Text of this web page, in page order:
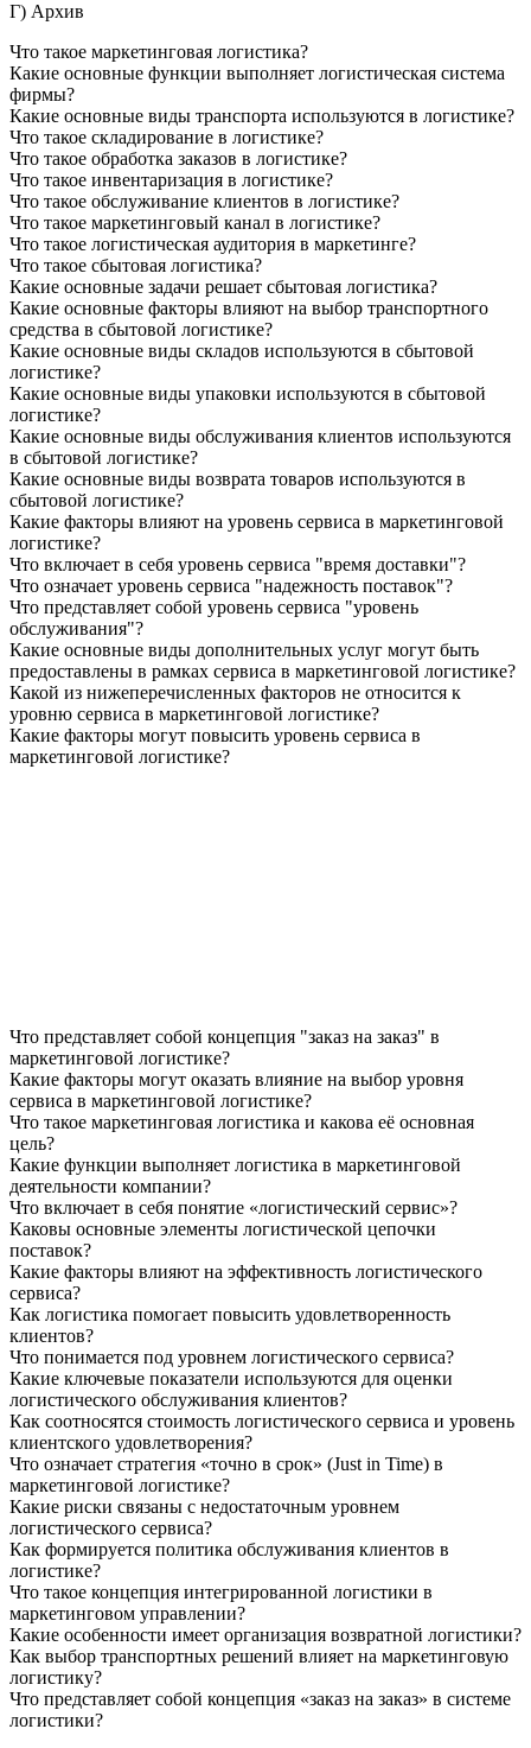
Г) Архив
Что такое маркетинговая логистика?
Какие основные функции выполняет логистическая система
фирмы?
Какие основные виды транспорта используются в логистике?
Что такое складирование в логистике?
Что такое обработка заказов в логистике?
Что такое инвентаризация в логистике?
Что такое обслуживание клиентов в логистике?
Что такое маркетинговый канал в логистике?
Что такое логистическая аудитория в маркетинге?
Что такое сбытовая логистика?
Какие основные задачи решает сбытовая логистика?
Какие основные факторы влияют на выбор транспортного
средства в сбытовой логистике?
Какие основные виды складов используются в сбытовой
логистике?
Какие основные виды упаковки используются в сбытовой
логистике?
Какие основные виды обслуживания клиентов используются
в сбытовой логистике?
Какие основные виды возврата товаров используются в
сбытовой логистике?
Какие факторы влияют на уровень сервиса в маркетинговой
логистике?
Что включает в себя уровень сервиса "время доставки"?
Что означает уровень сервиса "надежность поставок"?
Что представляет собой уровень сервиса "уровень
обслуживания"?
Какие основные виды дополнительных услуг могут быть
предоставлены в рамках сервиса в маркетинговой логистике?
Какой из нижеперечисленных факторов не относится к
уровню сервиса в маркетинговой логистике?
Какие факторы могут повысить уровень сервиса в
маркетинговой логистике?
Что представляет собой концепция "заказ на заказ" в
маркетинговой логистике?
Какие факторы могут оказать влияние на выбор уровня
сервиса в маркетинговой логистике?
Что такое маркетинговая логистика и какова её основная
цель?
Какие функции выполняет логистика в маркетинговой
деятельности компании?
Что включает в себя понятие «логистический сервис»?
Каковы основные элементы логистической цепочки
поставок?
Какие факторы влияют на эффективность логистического
сервиса?
Как логистика помогает повысить удовлетворенность
клиентов?
Что понимается под уровнем логистического сервиса?
Какие ключевые показатели используются для оценки
логистического обслуживания клиентов?
Как соотносятся стоимость логистического сервиса и уровень
клиентского удовлетворения?
Что означает стратегия «точно в срок» (Just in Time) в
маркетинговой логистике?
Какие риски связаны с недостаточным уровнем
логистического сервиса?
Как формируется политика обслуживания клиентов в
логистике?
Что такое концепция интегрированной логистики в
маркетинговом управлении?
Какие особенности имеет организация возвратной логистики?
Как выбор транспортных решений влияет на маркетинговую
логистику?
Что представляет собой концепция «заказ на заказ» в системе
логистики?